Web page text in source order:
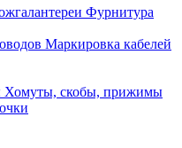
Фурнитура
Маркировка кабелей
Хомуты, скобы, прижимы